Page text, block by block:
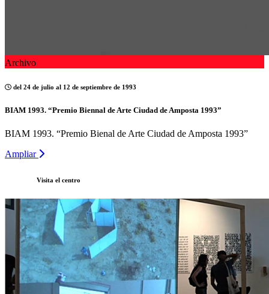
Archivo
del 24 de julio al 12 de septiembre de 1993
BIAM 1993. “Premio Biennal de Arte Ciudad de Amposta 1993”
BIAM 1993. “Premio Bienal de Arte Ciudad de Amposta 1993”
Ampliar
Visita el centro